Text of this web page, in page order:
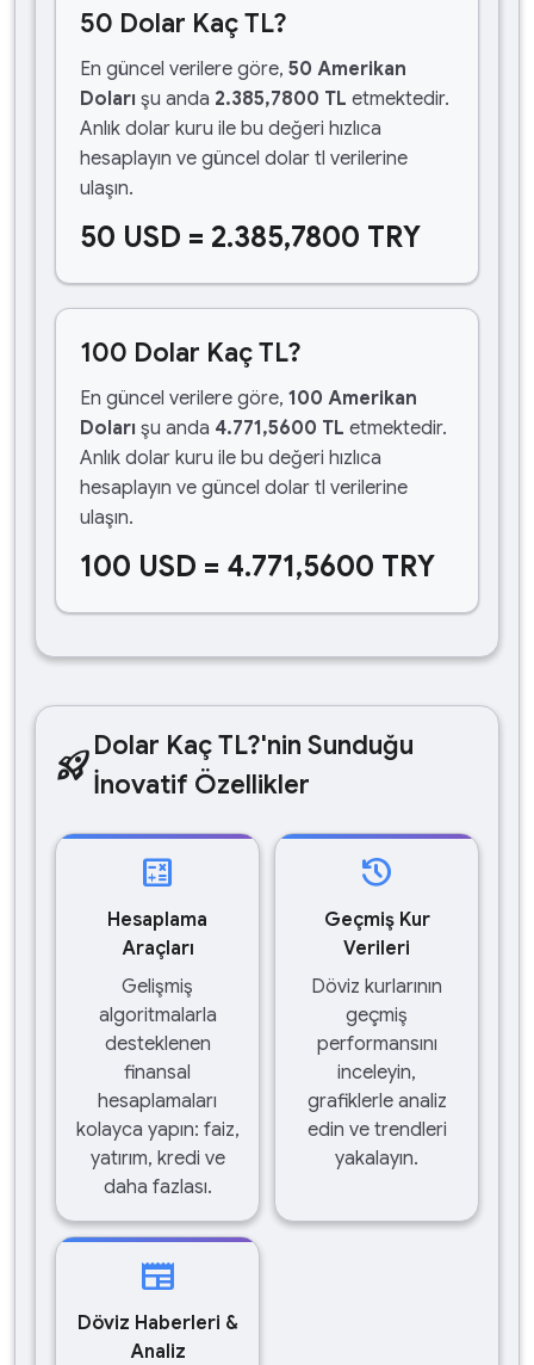
50 Dolar Kaç TL?
En güncel verilere göre, 50 Amerikan
Doları şu anda 2.385,7800 TL etmektedir.
Anlık dolar kuru ile bu değeri hızlıca
hesaplayın ve güncel dolar tl verilerine
ulaşın.
50 USD = 2.385,7800 TRY
100 Dolar Kaç TL?
En güncel verilere göre, 100 Amerikan
Doları şu anda 4.771,5600 TL etmektedir.
Anlık dolar kuru ile bu değeri hızlıca
hesaplayın ve güncel dolar tl verilerine
ulaşın.
100 USD = 4.771,5600 TRY
rocket_launchDolar Kaç TL?'nin Sunduğu
İnovatif Özellikler
calculate
Hesaplama
Araçları
Gelişmiş
algoritmalarla
desteklenen
finansal
hesaplamaları
kolayca yapın: faiz,
yatırım, kredi ve
daha fazlası.
history
Geçmiş Kur
Verileri
Döviz kurlarının
geçmiş
performansını
inceleyin,
grafiklerle analiz
edin ve trendleri
yakalayın.
newspaper
Döviz Haberleri &
Analiz